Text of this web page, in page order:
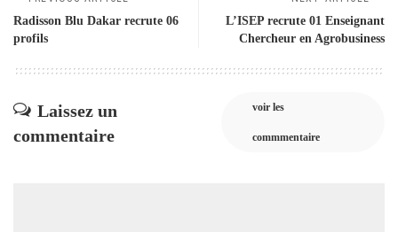
Radisson Blu Dakar recrute 06
profils
L’ISEP recrute 01 Enseignant
Chercheur en Agrobusiness
Laissez un
commentaire
voir les
commmentaire